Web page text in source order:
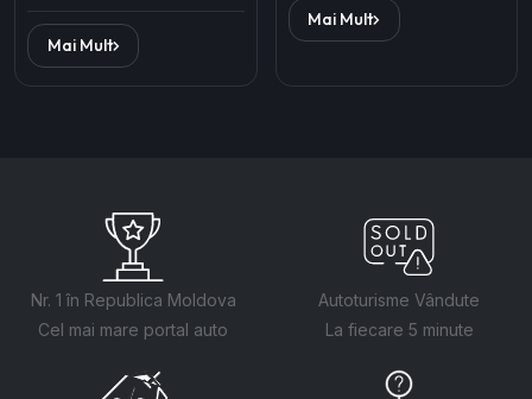
Mai Mult
Mai Mult
Nr. 1 în Republica Moldova
Cel mai mare portal auto
Autoturisme Vândute
La fiecare 5 minute